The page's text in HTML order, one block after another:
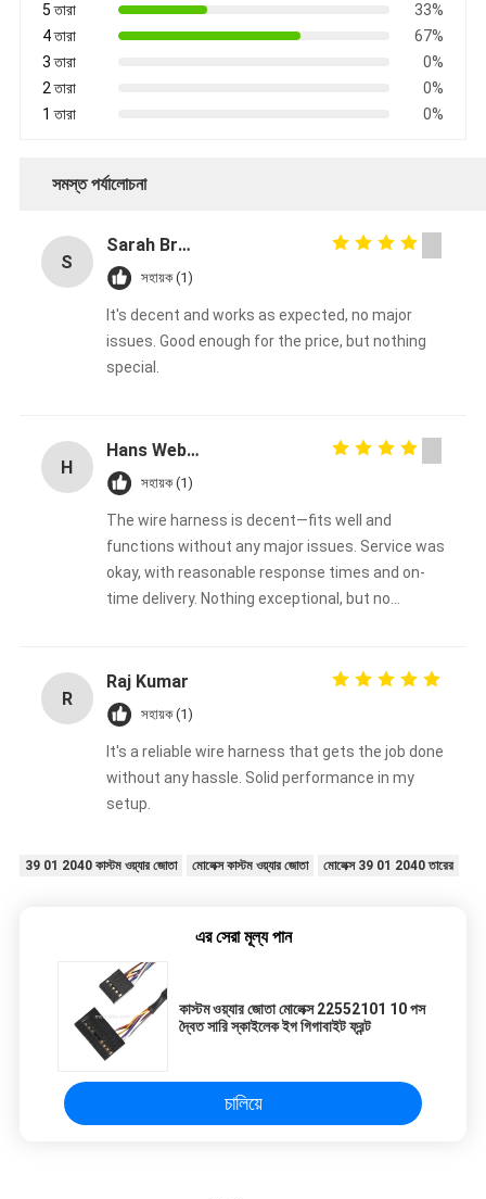
5 তারা
33%
4 তারা
67%
3 তারা
0%
2 তারা
0%
1 তারা
0%
সমস্ত পর্যালোচনা
S
Sarah Brown
সহায়ক (1)
It's decent and works as expected, no major
issues. Good enough for the price, but nothing
special.
H
Hans Weber
সহায়ক (1)
The wire harness is decent—fits well and
functions without any major issues. Service was
okay, with reasonable response times and on-
time delivery. Nothing exceptional, but no
R
Raj Kumar
সহায়ক (1)
It's a reliable wire harness that gets the job done
without any hassle. Solid performance in my
setup.
39 01 2040 কাস্টম ওয়্যার জোতা মোলেক্স কাস্টম ওয়্যার জোতা মোলেক্স 39 01 2040 তারের
এর সেরা মূল্য পান
কাস্টম ওয়্যার জোতা মোলেক্স 22552101 10 পস
দ্বৈত সারি স্কাইলেক ইগ গিগাবাইট ফ্রন্ট
চালিয়ে